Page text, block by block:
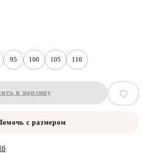
95 100 105 110
в корзину
с размером